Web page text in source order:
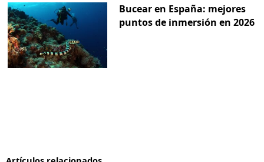
Bucear en España: mejores
puntos de inmersión en 2026